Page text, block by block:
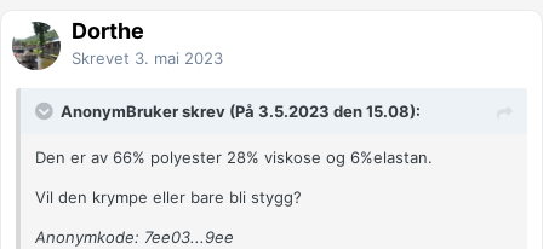
Dorthe
Skrevet 3. mai 2023
AnonymBruker skrev (På 3.5.2023 den 15.08):
Den er av 66% polyester 28% viskose og 6%elastan.
Vil den krympe eller bare bli stygg?
Anonymkode: 7ee03...9ee